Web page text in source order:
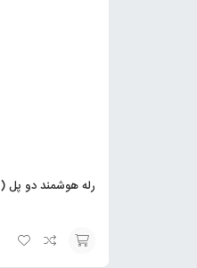
رله هوشمند دو پل (wifi) تویا برند Onvei